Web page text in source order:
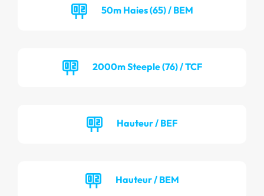
50m Haies (65) / BEM
2000m Steeple (76) / TCF
Hauteur / BEF
Hauteur / BEM